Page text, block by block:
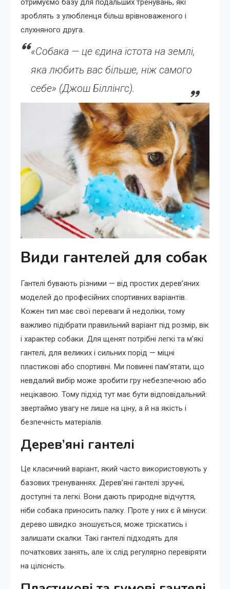
отримуємо базу для подальших тренувань, які
зроблять з улюбленця більш врівноваженого і
слухняного друга.
«Собака — це єдина істота на землі,
яка любить вас більше, ніж самого
себе» (Джош Біллінгс).
Види гантелей для собак
Гантелі бувають різними — від простих дерев’яних
моделей до професійних спортивних варіантів.
Кожен тип має свої переваги й недоліки, тому
важливо підібрати правильний варіант під розмір, вік
і характер собаки. Для щенят потрібні легкі та м’які
гантелі, для великих і сильних порід — міцні
пластикові або спортивні. Ми повинні пам’ятати, що
невдалий вибір може зробити гру небезпечною або
нецікавою. Тому підхід тут має бути відповідальний:
звертаймо увагу не лише на ціну, а й на якість і
безпечність матеріалів.
Дерев’яні гантелі
Це класичний варіант, який часто використовують у
базових тренуваннях. Дерев’яні гантелі зручні,
доступні та легкі. Вони дають природне відчуття,
ніби собака приносить палку. Проте у них є й мінуси:
дерево швидко зношується, може тріскатись і
залишати скалки. Такі гантелі підходять для
початкових занять, але їх слід регулярно перевіряти
на цілісність.